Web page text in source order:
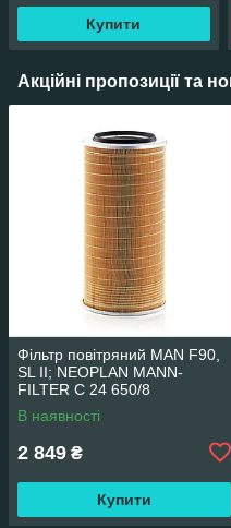
Купити
Акційні пропозиції та
Фільтр повітряний MAN F90,
SL II; NEOPLAN MANN-
FILTER C 24 650/8
В наявності
2 849 ₴
Купити